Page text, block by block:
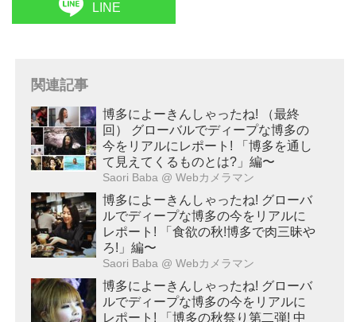
LINE
関連記事
博多によーきんしゃったね! （最終
回） グローバルでディープな博多の
今をリアルにレポート! 「博多を通し
て見えてくるものとは?」編〜
Saori Baba @ Webカメラマン
博多によーきんしゃったね! グローバ
ルでディープな博多の今をリアルに
レポート! 「食欲の秋!博多で肉三昧や
ろ!」編〜
Saori Baba @ Webカメラマン
博多によーきんしゃったね! グローバ
ルでディープな博多の今をリアルに
レポート! 「博多の秋祭り第二弾! 中